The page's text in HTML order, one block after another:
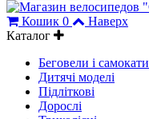
Кошик 0
Наверх
Каталог
Беговели і самокати
Дитячі моделі
Підліткові
Дорослі